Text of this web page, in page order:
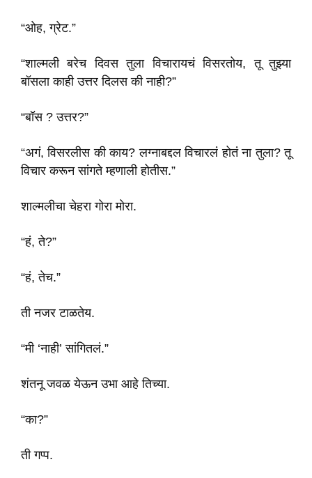
“ओह, ग्रेट.”
“शाल्मली बरेच दिवस तुला विचारायचं विसरतोय, तू तुझ्या
बॉसला काही उत्तर दिलस की नाही?”
“बॉस ? उत्तर?”
“अगं, विसरलीस की काय? लग्नाबद्दल विचारलं होतं ना तुला? तू
विचार करून सांगते म्हणाली होतीस.”
शाल्मलीचा चेहरा गोरा मोरा.
“हं, ते?”
“हं, तेच.”
ती नजर टाळतेय.
“मी ‘नाही’ सांगितलं.”
शंतनू जवळ येऊन उभा आहे तिच्या.
“का?”
ती गप्प.